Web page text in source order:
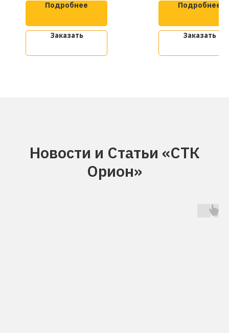
Подробнее
Заказать
Подробнее
Заказать
Новости и Статьи «СТК
Орион»